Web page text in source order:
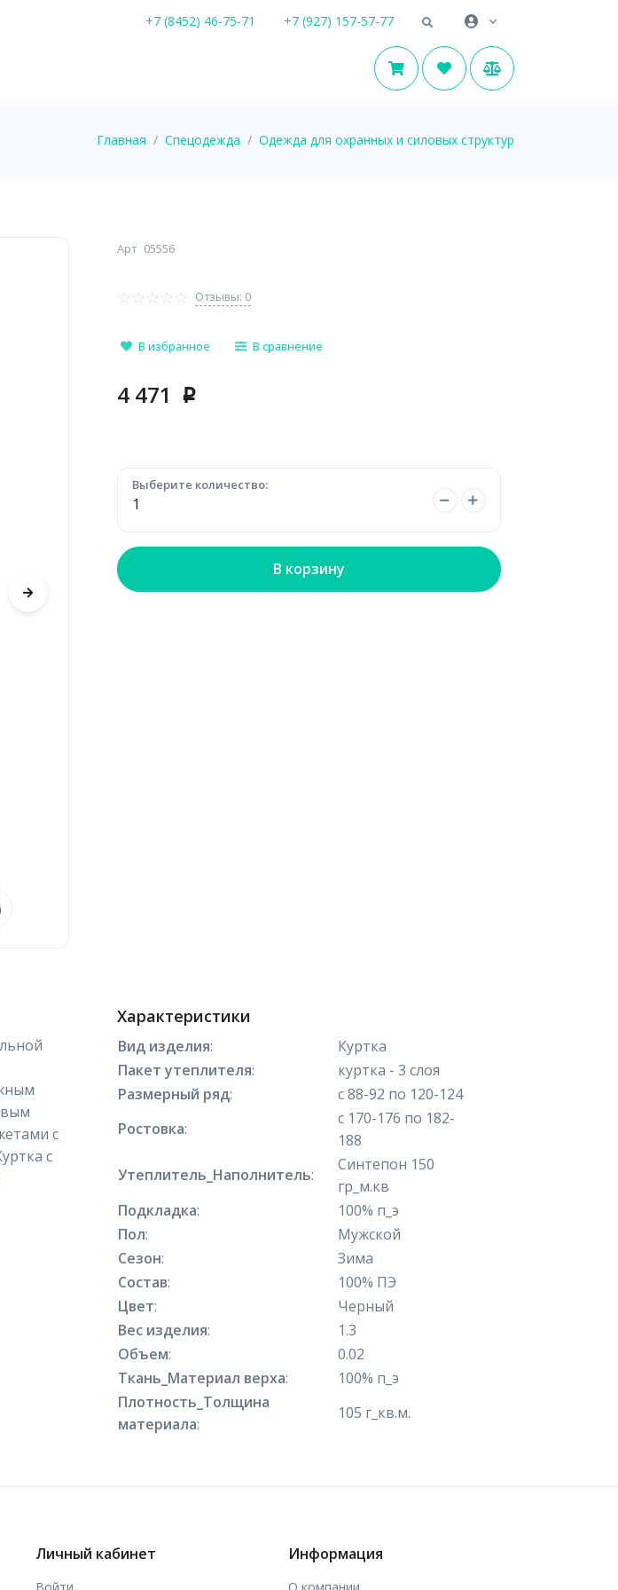
+7 (8452) 46-75-71 +7 (927) 157-57-77
Главная Спецодежда Одежда для охранных и силовых структур
Арт 05556
Отзывы: 0
В избранное В сравнение
4 471 p
Выберите количество:
В корзину
с
с
Характеристики
Вид изделия:
Куртка
Пакет утеплителя:
куртка - 3 слоя
Размерный ряд:
с 88-92 по 120-124
Ростовка:
с 170-176 по 182-
188
Утеплитель_Наполнитель:
Синтепон 150
гр_м.кв
Подкладка:
100% п_э
Пол:
Мужской
Сезон:
Зима
Состав:
100% ПЭ
Цвет:
Черный
Вес изделия:
1.3
Объем:
0.02
Ткань_Материал верха:
100% п_э
Плотность_Толщина
материала:
105 г_кв.м.
Личный кабинет Информация